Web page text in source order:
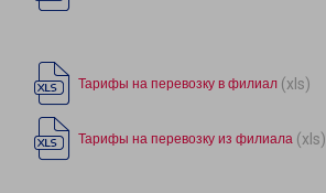
Тарифы на перевозку в филиал (xls)
Тарифы на перевозку из филиала (xls)